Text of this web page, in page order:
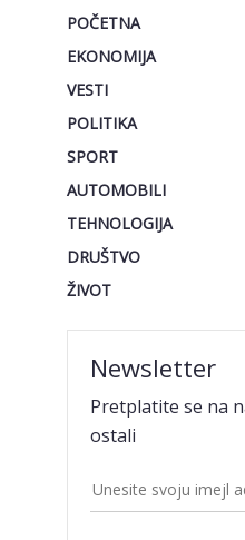
POČETNA
EKONOMIJA
VESTI
POLITIKA
SPORT
AUTOMOBILI
TEHNOLOGIJA
DRUŠTVO
ŽIVOT
Newsletter
Pretplatite se na
ostali